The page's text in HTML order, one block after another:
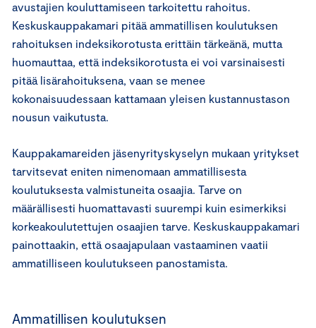
avustajien kouluttamiseen tarkoitettu rahoitus.
Keskuskauppakamari pitää ammatillisen koulutuksen
rahoituksen indeksikorotusta erittäin tärkeänä, mutta
huomauttaa, että indeksikorotusta ei voi varsinaisesti
pitää lisärahoituksena, vaan se menee
kokonaisuudessaan kattamaan yleisen kustannustason
nousun vaikutusta.
Kauppakamareiden jäsenyrityskyselyn mukaan yritykset
tarvitsevat eniten nimenomaan ammatillisesta
koulutuksesta valmistuneita osaajia. Tarve on
määrällisesti huomattavasti suurempi kuin esimerkiksi
korkeakoulutettujen osaajien tarve. Keskuskauppakamari
painottaakin, että osaajapulaan vastaaminen vaatii
ammatilliseen koulutukseen panostamista.
Ammatillisen koulutuksen